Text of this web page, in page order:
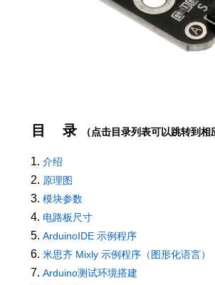
目 录 （点击目录列表可以跳转到相
介绍
原理图
模块参数
电路板尺寸
ArduinoIDE 示例程序
米思齐 Mixly 示例程序（图形化语言）
Arduino测试环境搭建